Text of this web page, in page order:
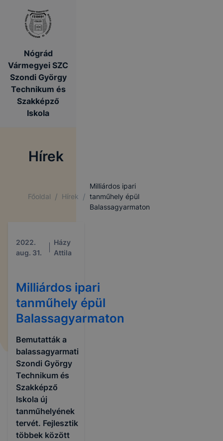
Nógrád
Vármegyei SZC
Szondi György
Technikum és
Szakképző
Iskola
Hírek
Főoldal / Hírek /
Milliárdos ipari
tanműhely épül
Balassagyarmaton
2022.
aug. 31.
Házy
Attila
Milliárdos ipari
tanműhely épül
Balassagyarmaton
Bemutatták a
balassagyarmati
Szondi György
Technikum és
Szakképző
Iskola új
tanműhelyének
tervét. Fejlesztik
többek között